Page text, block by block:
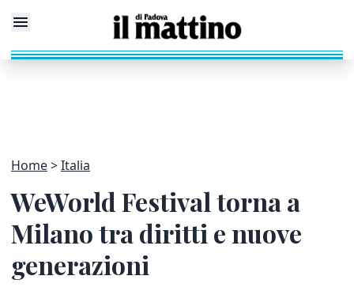
Home Italia
WeWorld Festival torna a
Milano tra diritti e nuove
generazioni